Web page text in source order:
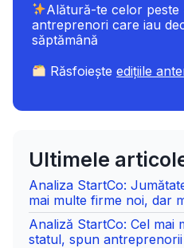
Alătură-te celor peste
antreprenori care iau
săptămână
Răsfoieșteedițiile
Ultimele
Analiza StartCo:
mai multe firme noi, dar
Analiză StartCo: Cel mai
statul, spun antreprenorii